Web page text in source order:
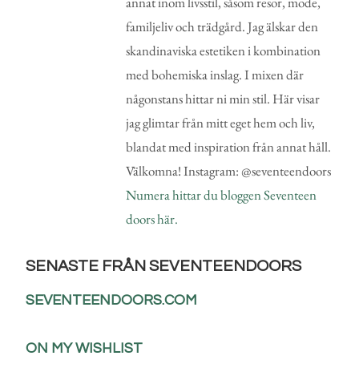
familjeliv och trädgård. Jag älskar den
skandinaviska estetiken i kombination
med bohemiska inslag. I mixen där
någonstans hittar ni min stil. Här visar
jag glimtar från mitt eget hem och liv,
blandat med inspiration från annat håll.
Välkomna! Instagram: @seventeendoors
Numera hittar du bloggen Seventeen
doors här.
SENASTE FRÅN SEVENTEENDOORS
SEVENTEENDOORS.COM
ON MY WISHLIST